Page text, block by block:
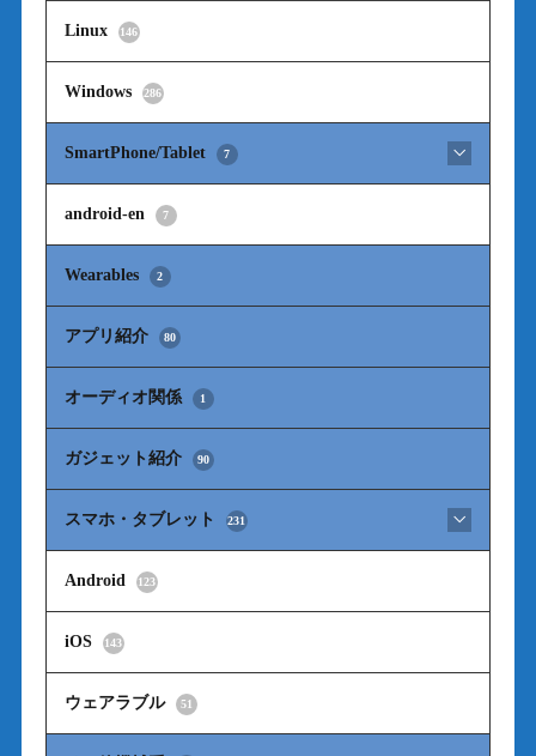
Linux 146
Windows 286
SmartPhone/Tablet 7
android-en 7
Wearables 2
アプリ紹介 80
オーディオ関係 1
ガジェット紹介 90
スマホ・タブレット 231
Android 123
iOS 143
ウェアラブル 51